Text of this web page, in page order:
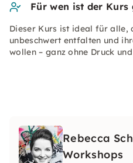
Für wen ist der Kurs
Dieser Kurs ist ideal für
unbeschwert entfalten und
wollen – ganz ohne Druck
Rebecca
Workshops